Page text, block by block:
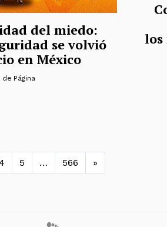
del miedo:
se volvió
en México
de Página
los
de entradas
5 … 566 »